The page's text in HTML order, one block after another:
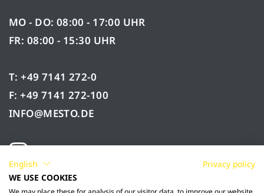
MO - DO: 08:00 - 17:00 UHR
FR: 08:00 - 15:30 UHR
T: +49 7141 272-0
F: +49 7141 272-100
INFO@MESTO.DE
English
Privacy policy
WE USE COOKIES